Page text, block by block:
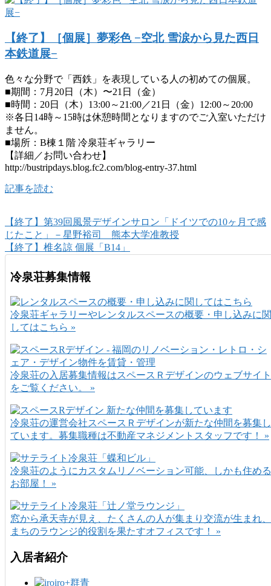
【終了】［個展］夢彩色 −空北 雪涙から見た西日
本鉄道展−
色々な分野で「西鉄」を表現している人の初めての個展。
■期間：7月20日（木）〜21日（金）
■時間：20日（木）13:00～21:00／21日（金）12:00～20:00
※各日14時～15時は休憩時間となりますのでご入室いただけ
ません。
■場所：B棟１階 冷泉荘ギャラリー
【詳細／お問い合わせ】
http://bustripdays.blog.fc2.com/blog-entry-37.html
記事を読む
【終了】第39回風景デザインサロン「ドイツでの10ヶ月で感
じたこと」－星野裕司 熊本大学准教授
【終了】椎名諒 個展「B14」
冷泉荘募集情報
冷泉荘ギャラリーやレンタルスペースの概要・申し込みに関
してはこちら »
冷泉荘の入居募集情報はスペースＲデザインのウェブサイト
をご覧ください。 »
冷泉荘の運営会社スペースＲデザインが新たな仲間を募集し
ています。募集職種は不動産マネジメントスタッフです！ »
冷泉荘のようにカスタムリノベーション可能、しかも住める
お部屋！ »
窓から承天寺が見え、たくさんの人が集まり交流が生まれ、
まちのラウンジ的役割を果たすオフィスです！ »
入居者紹介